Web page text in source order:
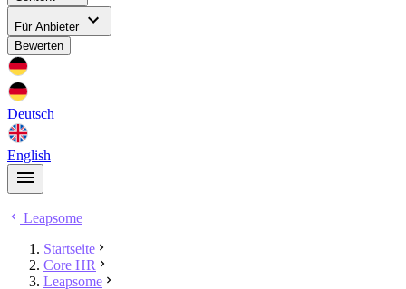
Für Anbieter
Bewerten
Deutsch
English
Leapsome
Startseite
Core HR
Leapsome